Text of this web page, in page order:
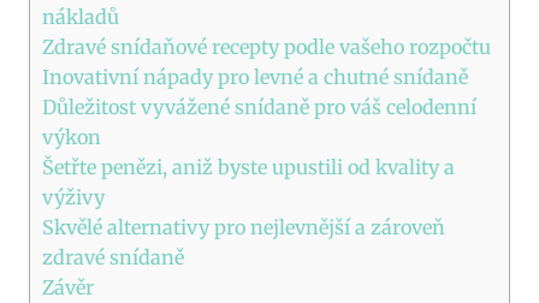
nákladů
Zdravé snídaňové recepty podle vašeho rozpočtu
Inovativní nápady pro levné a chutné snídaně
Důležitost vyvážené snídaně pro váš celodenní
výkon
Šetřte penězi, aniž byste upustili od kvality a
výživy
Skvělé alternativy pro nejlevnější a zároveň
zdravé snídaně
Závěr